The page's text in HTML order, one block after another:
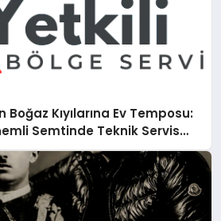
Kıyılarına Ev Temposu:
Semtinde Teknik Servis